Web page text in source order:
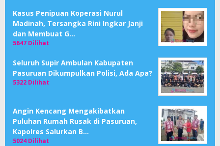
Kasus Penipuan Koperasi Nurul
Madinah, Tersangka Rini Ingkar Janji
dan Membuat G…
5647 Dilihat
Seluruh Supir Ambulan Kabupaten
Pasuruan Dikumpulkan Polisi, Ada Apa?
5322 Dilihat
Angin Kencang Mengakibatkan
Puluhan Rumah Rusak di Pasuruan,
Kapolres Salurkan B…
5024 Dilihat